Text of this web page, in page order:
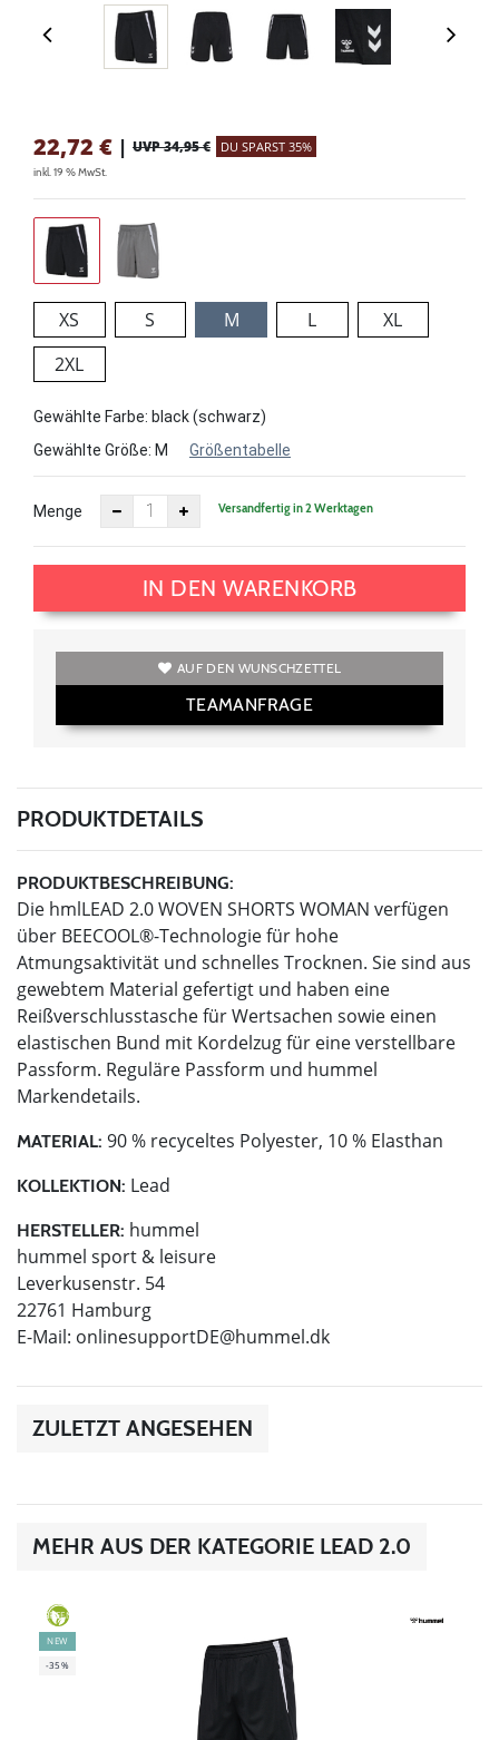
22,72 € | UVP 34,95 € DU SPARST 35%
inkl. 19 % MwSt.
XS S M L
XL
2XL
Gewählte Farbe: black (schwarz)
Gewählte Größe: M Größentabelle
Menge Versandfertig in 2 Werktagen
IN DEN WARENKORB
AUF DEN WUNSCHZETTEL
TEAMANFRAGE
PRODUKTDETAILS
PRODUKTBESCHREIBUNG:
Die hmlLEAD 2.0 WOVEN SHORTS WOMAN verfügen
über BEECOOL®-Technologie für hohe
Atmungsaktivität und schnelles Trocknen. Sie sind aus
gewebtem Material gefertigt und haben eine
Reißverschlusstasche für Wertsachen sowie einen
elastischen Bund mit Kordelzug für eine verstellbare
Passform. Reguläre Passform und hummel
Markendetails.
MATERIAL: 90 % recyceltes Polyester, 10 % Elasthan
KOLLEKTION: Lead
HERSTELLER: hummel
hummel sport & leisure
Leverkusenstr. 54
22761 Hamburg
E-Mail: onlinesupportDE@hummel.dk
ZULETZT ANGESEHEN
MEHR AUS DER KATEGORIE LEAD 2.0
GREEN
NEW
-35%